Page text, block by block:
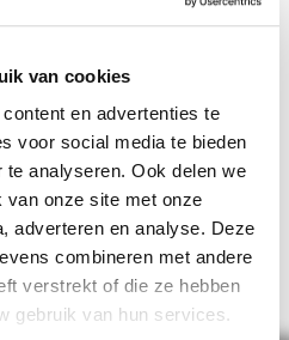
van cookies
en advertenties te
voor social media te bieden
analyseren. Ook delen we
van onze site met onze
adverteren en analyse. Deze
combineren met andere
verstrekt of die ze hebben
gebruik van hun services.
eerste aanwervingen in België:
werkgeversbijdragen
uw 1e werknemer in België Wilt u
aannemen in België? Dan kunt